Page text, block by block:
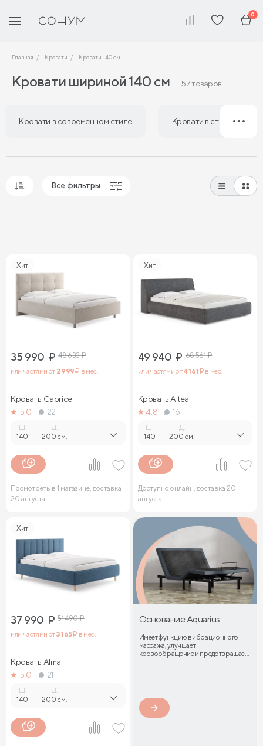
0
Главная Кровати Кровати 140 см
Кровати шириной 140 см 57 товаров
Кровати в современном стиле Кровати в стиле лофт
Все фильтры
Хит
35 990 ₽ 48 633₽
или частями от 2 999₽ в мес.
Кровать Caprice
5.0
22
Ш.
140 -
Д.
200 см.
Посмотреть в 1 магазине, доставка
20 августа
Хит
49 940 ₽ 68 561₽
или частями от4 161₽ в мес.
Кровать Altea
4.8
16
Ш.
140 -
Д.
200 см.
Доступно онлайн, доставка 20
августа
Хит
37 990 ₽ 51 490₽
или частями от3 165₽ в мес.
Кровать Alma
5.0
21
140 -
Д.
200 см.
Основание Aquarius
Имеет функцию вибрационного
массажа, улучшает
кровообращение и предотвращает